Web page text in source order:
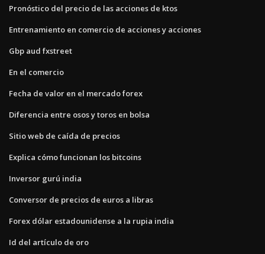
Pronóstico del precio de las acciones de ktos
Entrenamiento en comercio de acciones y acciones
Gbp aud fxstreet
En el comercio
Fecha de valor en el mercado forex
Diferencia entre osos y toros en bolsa
Sitio web de caída de precios
Explica cómo funcionan los bitcoins
Inversor gurú india
Conversor de precios de euros a libras
Forex dólar estadounidense a la rupia india
Id del artículo de oro